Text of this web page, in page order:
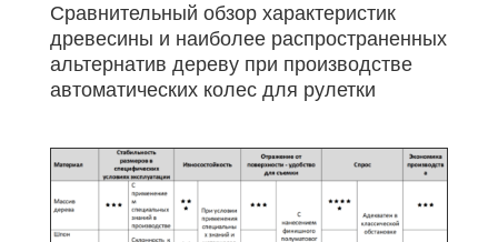
Сравнительный обзор характеристик
древесины и наиболее распространенных
альтернатив дереву при производстве
автоматических колес для рулетки